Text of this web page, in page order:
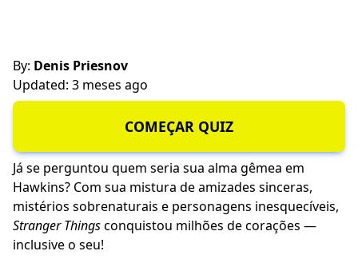
By: Denis Priesnov
Updated: 3 meses ago
COMEÇAR QUIZ
Já se perguntou quem seria sua alma gêmea em
Hawkins? Com sua mistura de amizades sinceras,
mistérios sobrenaturais e personagens inesquecíveis,
Stranger Thingsconquistou milhões de corações —
inclusive o seu!